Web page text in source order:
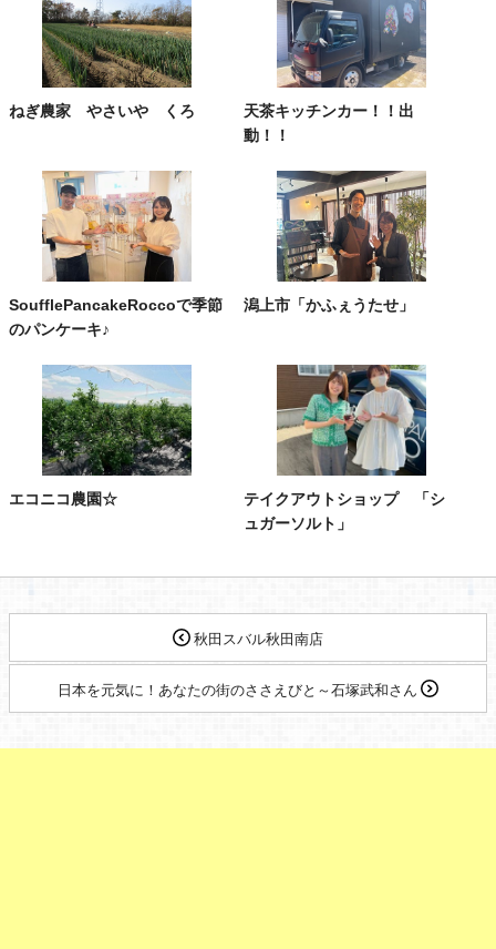
ねぎ農家 やさいや くろ
天茶キッチンカー！！出
動！！
SoufflePancakeRoccoで季節
のパンケーキ♪
潟上市「かふぇうたせ」
エコニコ農園☆
テイクアウトショップ 「シ
ュガーソルト」
秋田スバル秋田南店
日本を元気に！あなたの街のささえびと～石塚武和さん